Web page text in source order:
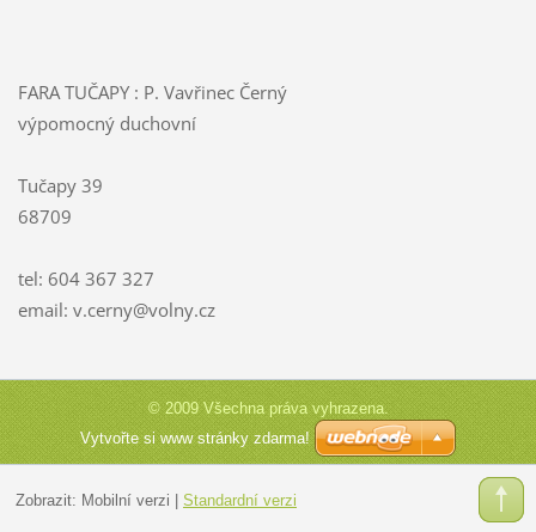
FARA TUČAPY : P. Vavřinec Černý
výpomocný duchovní
Tučapy 39
68709
tel: 604 367 327
email: v.cerny@volny.cz
© 2009 Všechna práva vyhrazena.
Vytvořte si www stránky zdarma!
Zobrazit: Mobilní verzi Standardní verzi